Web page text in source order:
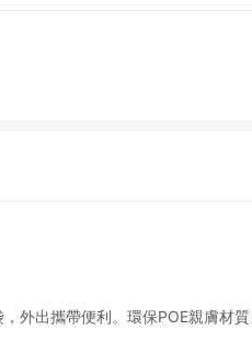
外出攜帶便利。環保POE親膚材